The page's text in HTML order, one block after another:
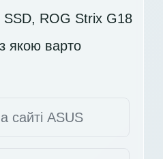
, ROG Strix G18
якою варто
сайті ASUS